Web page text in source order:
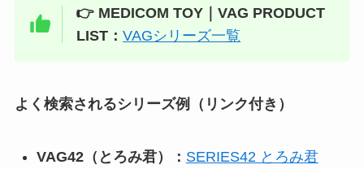
👉 MEDICOM TOY｜VAG PRODUCT
LIST：VAGシリーズ一覧
よく検索されるシリーズ例（リンク付き）
VAG42（とろみ君）： SERIES42 とろみ君